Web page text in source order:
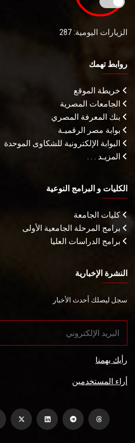
الزيارات اليومية: 287
روابط تهمك
خريطة الموقع
الجامعات المصرية
بنك المعرفة المصري
بوابة مصر الرقميـة
البوابة الإلكترونية للشكاوى الموحدة
المزيـد . . .
الكليات و البرامج النوعية
كليات الجامعة
برامج المرحلة الجامعية الأولى
برامج الدراسات العليا
النشرة الإخبارية
سجل ليصلك أحدث الأخبار
رأيك يهمنا
أراء المستخدمين